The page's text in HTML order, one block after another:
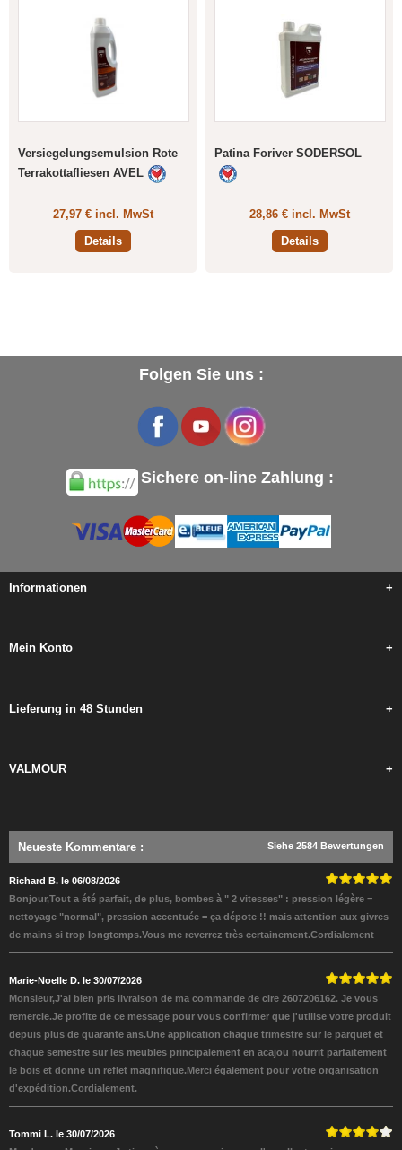
Versiegelungsemulsion Rote
Terrakottafliesen AVEL
27,97 € incl. MwSt
Details
Patina Foriver SODERSOL
28,86 € incl. MwSt
Details
Folgen Sie uns :
Sichere on-line Zahlung :
Informationen +
Mein Konto +
Lieferung in 48 Stunden +
VALMOUR +
Neueste Kommentare : Siehe 2584 Bewertungen
Richard B. le 06/08/2026
Bonjour,Tout a été parfait, de plus, bombes à " 2 vitesses" : pression légère =
nettoyage "normal", pression accentuée = ça dépote !! mais attention aux givres
de mains si trop longtemps.Vous me reverrez très certainement.Cordialement
Marie-Noelle D. le 30/07/2026
Monsieur,J'ai bien pris livraison de ma commande de cire 2607206162. Je vous
remercie.Je profite de ce message pour vous confirmer que j'utilise votre produit
depuis plus de quarante ans.Une application chaque trimestre sur le parquet et
chaque semestre sur les meubles principalement en acajou nourrit parfaitement
le bois et donne un reflet magnifique.Merci également pour votre organisation
d'expédition.Cordialement.
Tommi L. le 30/07/2026